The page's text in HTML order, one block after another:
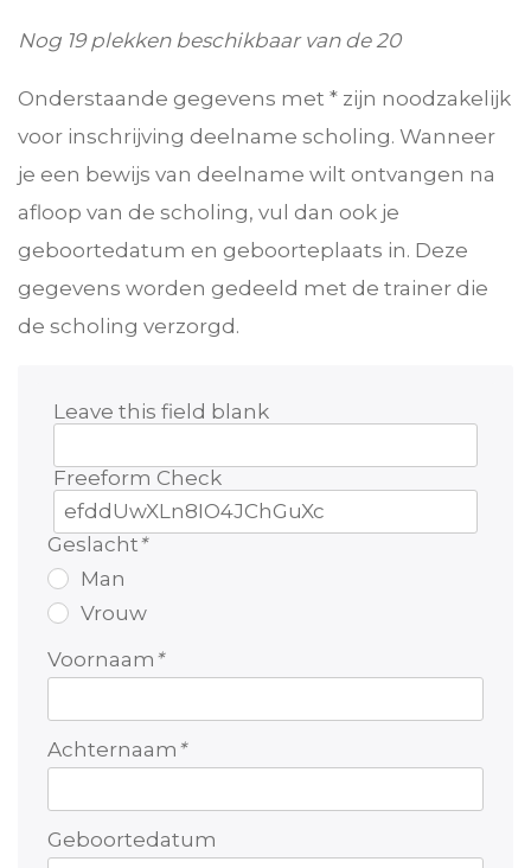
Nog 19 plekken beschikbaar van de 20
Onderstaande gegevens met * zijn noodzakelijk
voor inschrijving deelname scholing. Wanneer
je een bewijs van deelname wilt ontvangen na
afloop van de scholing, vul dan ook je
geboortedatum en geboorteplaats in. Deze
gegevens worden gedeeld met de trainer die
de scholing verzorgd.
Leave this field blank
Freeform Check
Geslacht*
Man
Vrouw
Voornaam *
Achternaam *
Geboortedatum